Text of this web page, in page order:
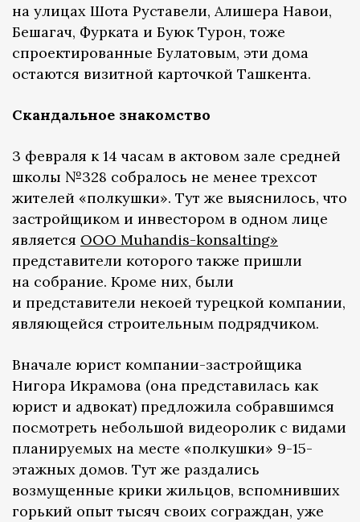
на улицах Шота Руставели, Алишера Навои,
Бешагач, Фурката и Буюк Турон, тоже
спроектированные Булатовым, эти дома
остаются визитной карточкой Ташкента.
Скандальное знакомство
3 февраля к 14 часам в актовом зале средней
школы №328 собралось не менее трехсот
жителей «полкушки». Тут же выяснилось, что
застройщиком и инвестором в одном лице
является ООО Muhandis-konsalting»
представители которого также пришли
на собрание. Кроме них, были
и представители некоей турецкой компании,
являющейся строительным подрядчиком.
Вначале юрист компании-застройщика
Нигора Икрамова (она представилась как
юрист и адвокат) предложила собравшимся
посмотреть небольшой видеоролик с видами
планируемых на месте «полкушки» 9-15-
этажных домов. Тут же раздались
возмущенные крики жильцов, вспомнивших
горький опыт тысяч своих сограждан, уже